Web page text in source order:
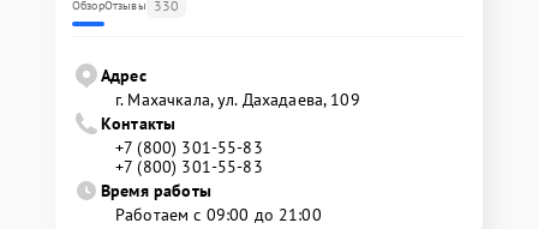
ОбзорОтзывы 330
Адрес
г. Махачкала, ул. Дахадаева, 109
Контакты
+7 (800) 301-55-83
+7 (800) 301-55-83
Время работы
Работаем с 09:00 до 21:00